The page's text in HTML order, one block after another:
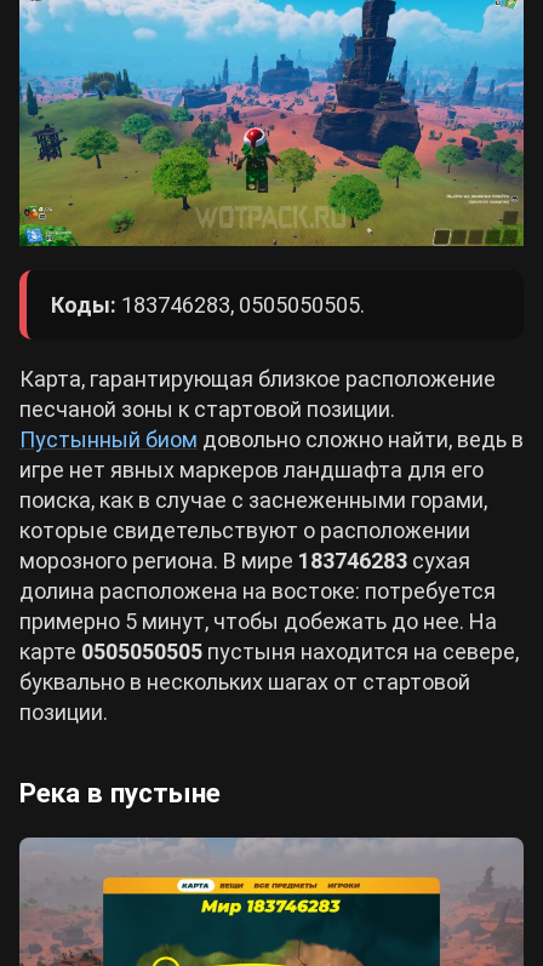
Коды: 183746283, 0505050505.
Карта, гарантирующая близкое расположение
песчаной зоны к стартовой позиции.
Пустынный биом довольно сложно найти, ведь в
игре нет явных маркеров ландшафта для его
поиска, как в случае с заснеженными горами,
которые свидетельствуют о расположении
морозного региона. В мире 183746283 сухая
долина расположена на востоке: потребуется
примерно 5 минут, чтобы добежать до нее. На
карте 0505050505 пустыня находится на севере,
буквально в нескольких шагах от стартовой
позиции.
Река в пустыне